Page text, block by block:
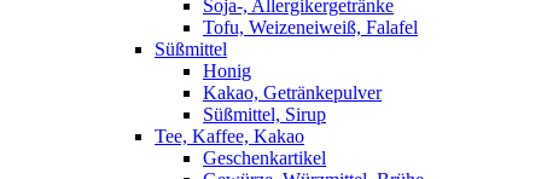
Soja-, Allergikergetränke
Tofu, Weizeneiweiß, Falafel
Süßmittel
Honig
Kakao, Getränkepulver
Süßmittel, Sirup
Tee, Kaffee, Kakao
Geschenkartikel